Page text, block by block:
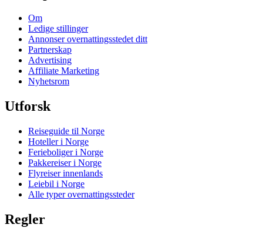
Om
Ledige stillinger
Annonser overnattingsstedet ditt
Partnerskap
Advertising
Affiliate Marketing
Nyhetsrom
Utforsk
Reiseguide til Norge
Hoteller i Norge
Ferieboliger i Norge
Pakkereiser i Norge
Flyreiser innenlands
Leiebil i Norge
Alle typer overnattingssteder
Regler